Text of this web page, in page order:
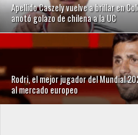
Apellido Caszely vuelve a brillar en
anotó golazo de chilena a la UC
Rodri, el mejor jugador del Mundial
al mercado europeo